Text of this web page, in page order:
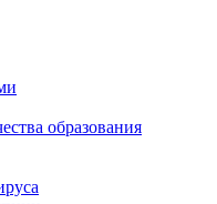
образования